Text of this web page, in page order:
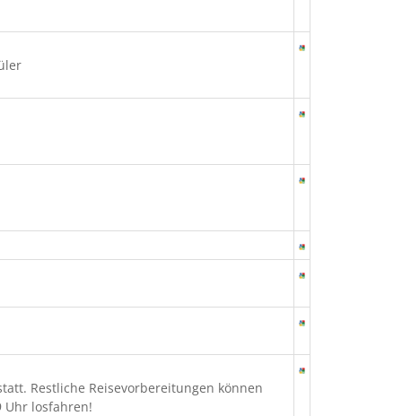
Restliche Reisevorbereitungen können
Uhr losfahren!